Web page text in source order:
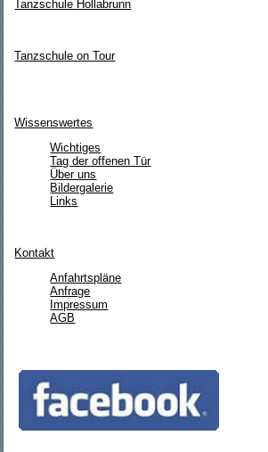
Tanzschule Hollabrunn
Tanzschule on Tour
Wissenswertes
Wichtiges
Tag der offenen Tür
Über uns
Bildergalerie
Links
Kontakt
Anfahrtspläne
Anfrage
Impressum
AGB